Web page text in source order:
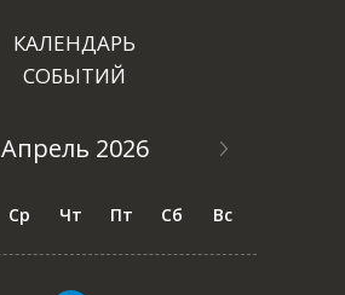
КАЛЕНДАРЬ
СОБЫТИЙ
Апрель 2026
Ср Чт Пт Сб Вс